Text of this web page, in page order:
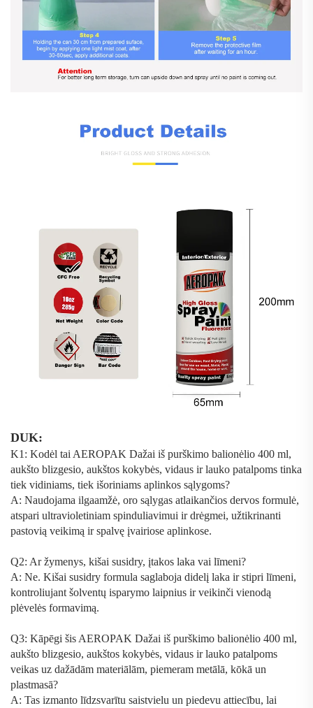
DUK:
K1: Kodėl tai AEROPAK Dažai iš purškimo balionėlio 400 ml,
aukšto blizgesio, aukštos kokybės, vidaus ir lauko patalpoms tinka
tiek vidiniams, tiek išoriniams aplinkos sąlygoms?
A: Naudojama ilgaamžė, oro sąlygas atlaikančios dervos formulė,
atspari ultravioletiniam spinduliavimui ir drėgmei, užtikrinanti
pastovią veikimą ir spalvę įvairiose aplinkose.
Q2: Ar žymenys, kišai susidry, įtakos laka vai līmeni?
A: Ne. Kišai susidry formula saglaboja didelį laka ir stipri līmeni,
kontroliujant šolventų isparymo laipnius ir veikinči vienodą
plėvelės formavimą.
Q3: Kāpēgi šis AEROPAK Dažai iš purškimo balionėlio 400 ml,
aukšto blizgesio, aukštos kokybės, vidaus ir lauko patalpoms
veikas uz dažādām materiālām, piemeram metālā, kōkā un
plastmasā?
A: Tas izmanto līdzsvarītu saistvielu un piedevu attiecību, lai